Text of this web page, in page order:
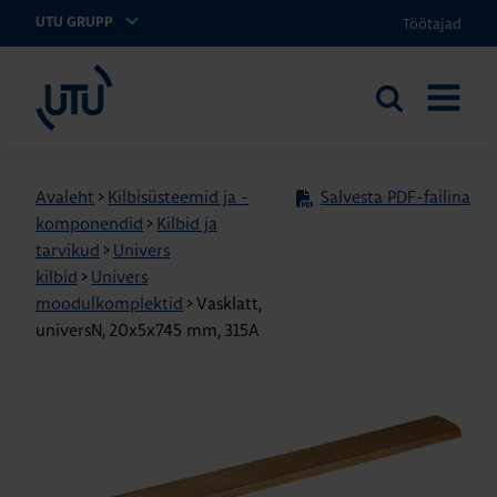
UTU GRUPP Töötajad
Otsi
Avaleht > Kilbisüsteemid ja -
komponendid > Kilbid ja
tarvikud > Univers
kilbid > Univers
moodulkomplektid >Vasklatt,
universN, 20x5x745 mm, 315A
Salvesta PDF-failina